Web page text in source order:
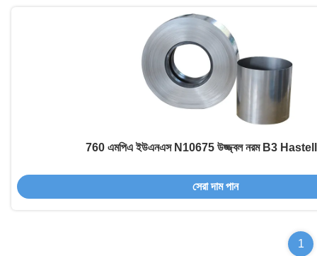
760 এমপিএ ইউএনএস N10675 উজ্জ্বল নরম B3
সেরা দাম পান
1